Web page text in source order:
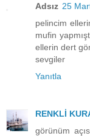
Adsız 25
pelincim
mufin
ellerin dert
sevgiler
Yanıtla
RENKLİ
görünüm